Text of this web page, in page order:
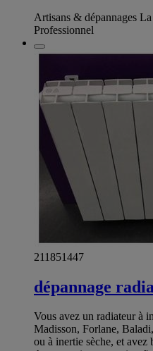
Artisans & dépannages
Professionnel
211851447
dépannage
Vous avez un radiateur à
Madisson, Forlane,
ou à inertie sèche, et avez